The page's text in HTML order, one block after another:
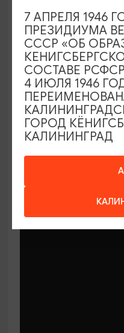
МАСТЕР-КЛАССЫ
Мастер-классы
Бодяковой
Калининград, ул.
7 АПРЕЛЯ 1946
ПРЕЗИДИУМА
СССР «ОБ
СОСТАВЕ
4 ИЮЛЯ 1946
ГОРОД
КАЛИНИНГРАД